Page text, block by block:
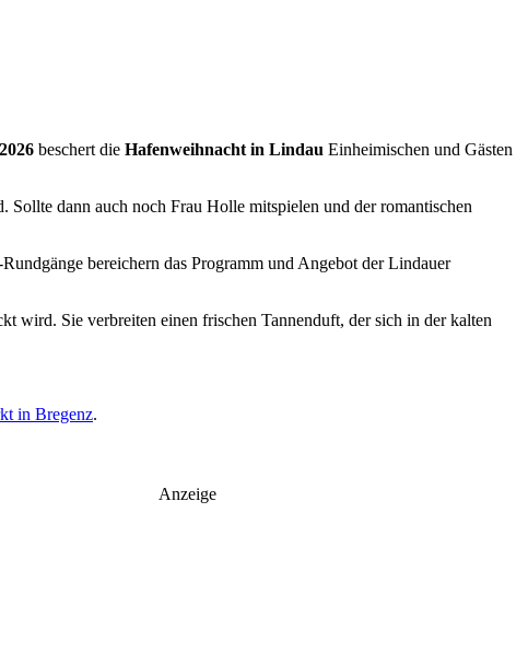
beschert die Hafenweihnacht in Lindau Einheimischen und Gästen
dann auch noch Frau Holle mitspielen und der romantischen
bereichern das Programm und Angebot der Lindauer
wird. Sie verbreiten einen frischen Tannenduft, der sich in der kalten
in Bregenz.
Anzeige